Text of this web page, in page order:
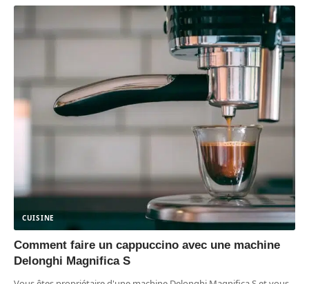
CUISINE
Comment faire un cappuccino avec une machine
Delonghi Magnifica S